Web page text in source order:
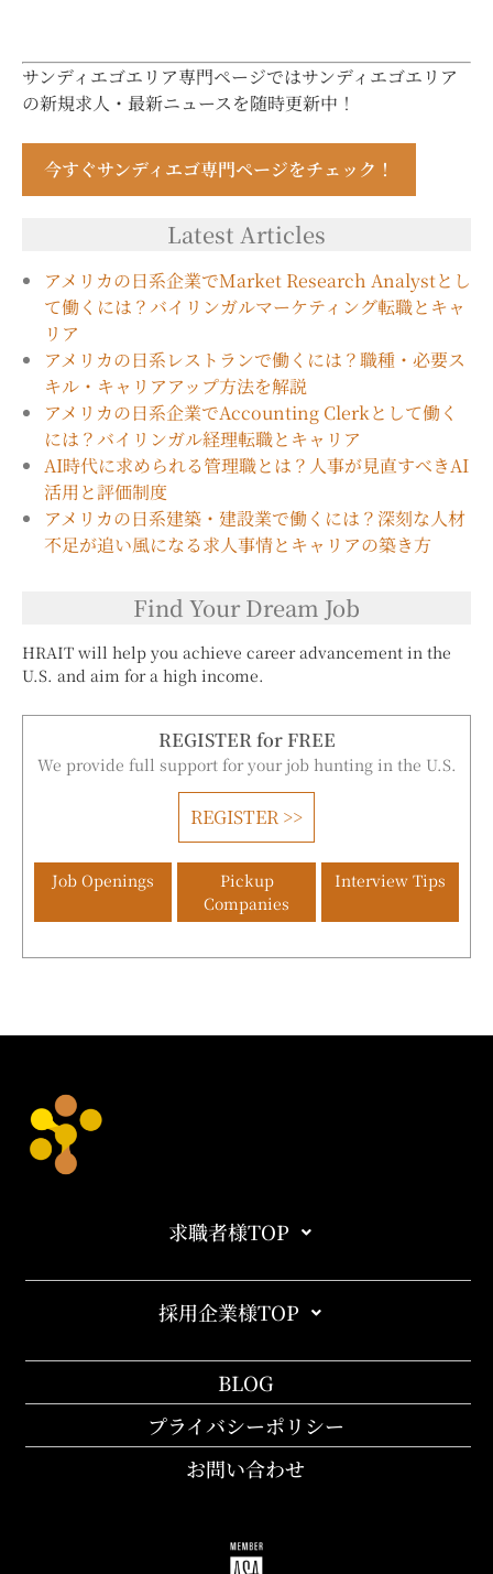
サンディエゴエリア専門ページではサンディエゴエリア
の新規求人・最新ニュースを随時更新中！
今すぐサンディエゴ専門ページをチェック！
Latest Articles
アメリカの日系企業でMarket Research Analystとし
て働くには？バイリンガルマーケティング転職とキャ
リア
アメリカの日系レストランで働くには？職種・必要ス
キル・キャリアアップ方法を解説
アメリカの日系企業でAccounting Clerkとして働く
には？バイリンガル経理転職とキャリア
AI時代に求められる管理職とは？人事が見直すべきAI
活用と評価制度
アメリカの日系建築・建設業で働くには？深刻な人材
不足が追い風になる求人事情とキャリアの築き方
Find Your Dream Job
HRAIT will help you achieve career advancement in the
U.S. and aim for a high income.
REGISTER for FREE
We provide full support for your job hunting in the U.S.
REGISTER >>
Job Openings
Pickup
Companies
Interview Tips
求職者様TOP
採用企業様TOP
BLOG
プライバシーポリシー
お問い合わせ